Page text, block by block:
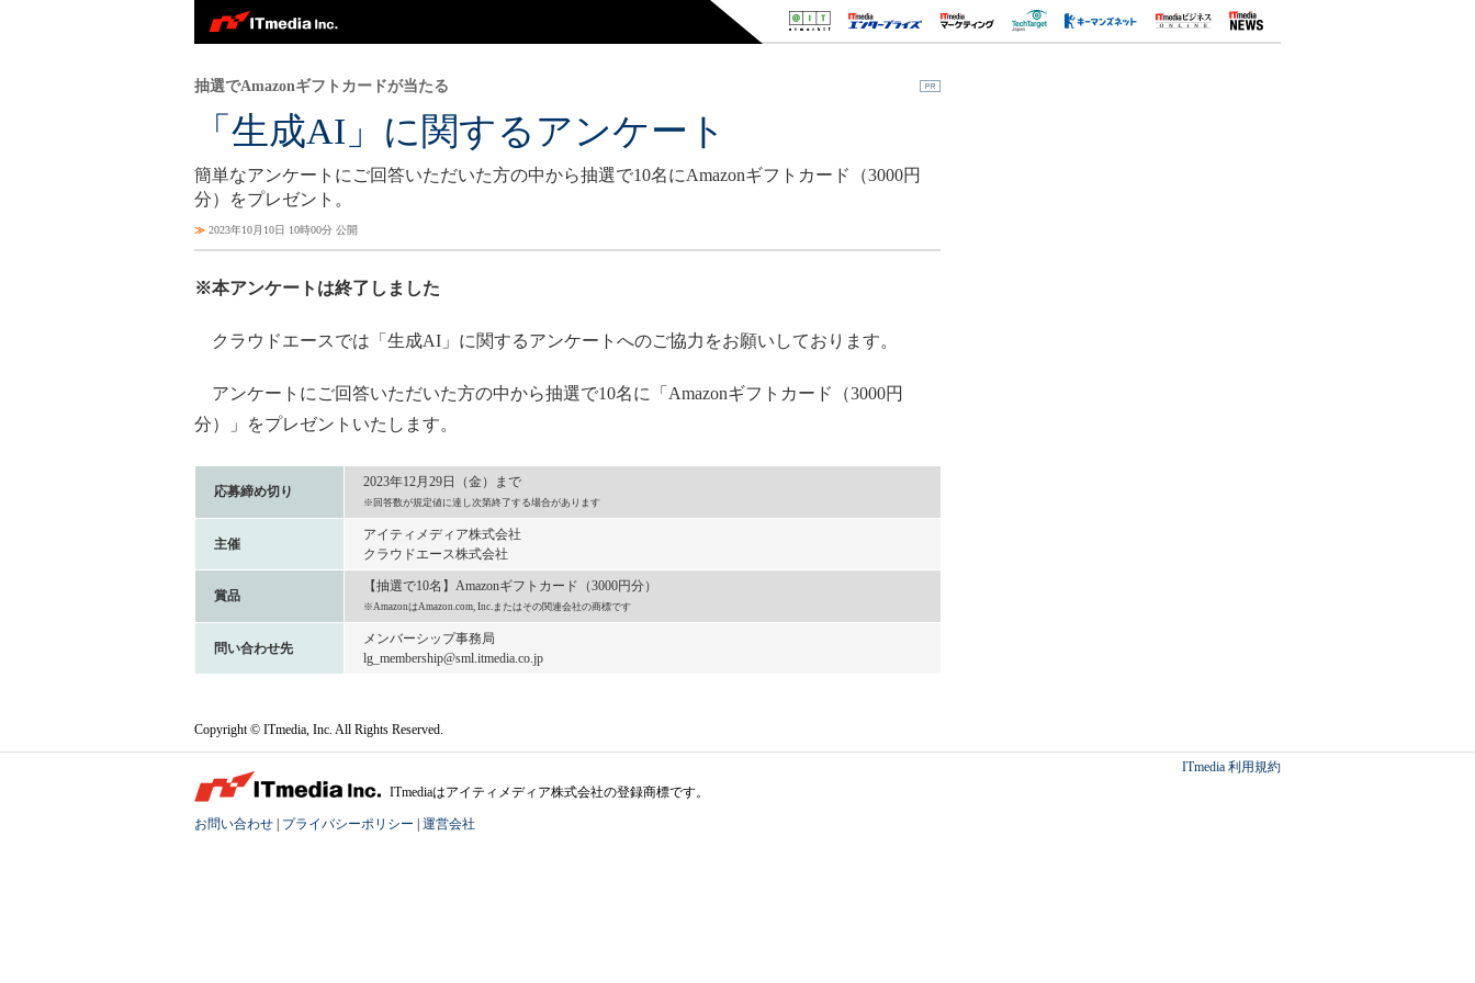
「生成AI」に関するアンケート
抽選でAmazonギフトカードが当たる
簡単なアンケートにご回答いただいた方の中から抽選で10名にAmazonギフトカード（3000円
分）をプレゼント。
≫ 2023年10月10日 10時00分 公開
※本アンケートは終了しました
クラウドエースでは「生成AI」に関するアンケートへのご協力をお願いしております。
アンケートにご回答いただいた方の中から抽選で10名に「Amazonギフトカード（3000円
分）」をプレゼントいたします。
応募締め切り
2023年12月29日（金）まで
※回答数が規定値に達し次第終了する場合があります
主催
アイティメディア株式会社
クラウドエース株式会社
賞品
【抽選で10名】Amazonギフトカード（3000円分）
※AmazonはAmazon.com, Inc.またはその関連会社の商標です
問い合わせ先
メンバーシップ事務局
lg_membership@sml.itmedia.co.jp
Copyright © ITmedia, Inc. All Rights Reserved.
ITmedia 利用規約
ITmediaはアイティメディア株式会社の登録商標です。
お問い合わせ プライバシーポリシー 運営会社